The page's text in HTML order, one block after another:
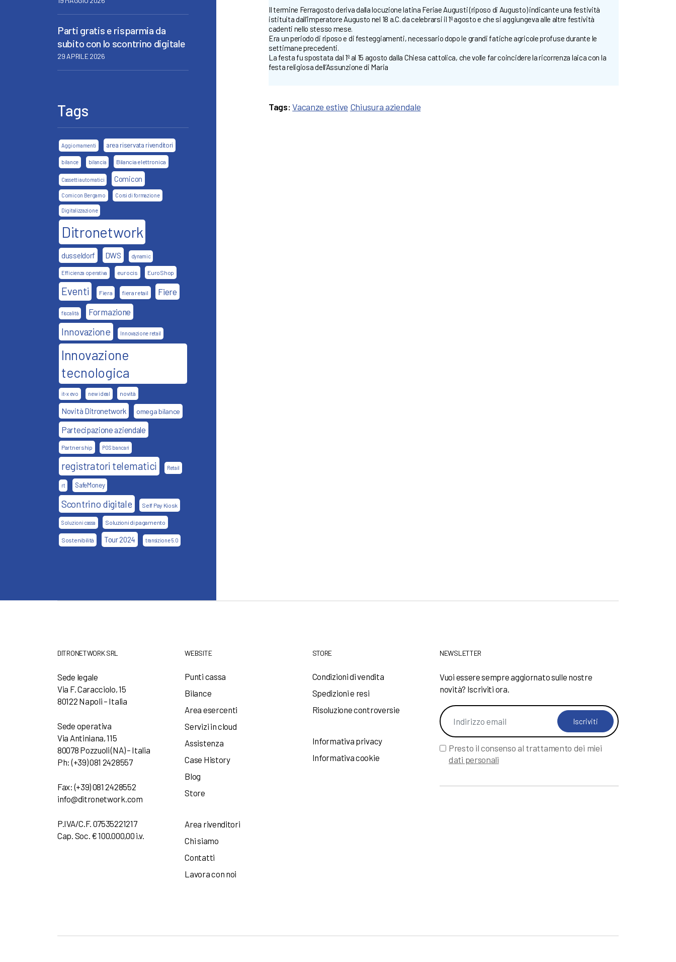
Il termine Ferragosto deriva dalla locuzione latina Feriae Augusti (riposo di Augusto) indicante una festività
istituita dall’imperatore Augusto nel 18 a.C. da celebrarsi il 1º agosto e che si aggiungeva alle altre festività
cadenti nello stesso mese.
Era un periodo di riposo e di festeggiamenti, necessario dopo le grandi fatiche agricole profuse durante le
settimane precedenti.
La festa fu spostata dal 1º al 15 agosto dalla Chiesa cattolica, che volle far coincidere la ricorrenza laica con la
festa religiosa dell’Assunzione di Maria
Tags:Vacanze estive Chiusura aziendale
Parti gratis e risparmia da
subito con lo scontrino digitale
29 APRILE 2026
Tags
Aggiornamenti area riservata rivenditori
bilance bilancia Bilancia elettronica
Cassetti automatici Comicon
Comicon Bergamo Corsi di formazione
Digitalizzazione
Ditronetwork
dusseldorf DWS dynamic
Efficienza operativa eurocis EuroShop
Eventi Fiera fiera retail Fiere
fiscalità Formazione
Innovazione Innovazione retail
Innovazione
tecnologica
it-x evo new ideal novità
Novità Ditronetwork omega bilance
Partecipazione aziendale
Partnership POS bancari
registratori telematici Retail
rt SafeMoney
Scontrino digitale Self Pay Kiosk
Soluzioni cassa Soluzioni di pagamento
Sostenibilità Tour 2024 transizione 5.0
DITRONETWORK SRL
Sede legale
Via F. Caracciolo, 15
80122 Napoli – Italia
Sede operativa
Via Antiniana, 115
80078 Pozzuoli (NA) – Italia
Ph: (+39) 081 2428557
Fax: (+39) 081 2428552
info@ditronetwork.com
P.IVA/C.F. 07535221217
Cap. Soc. € 100.000,00 i.v.
WEBSITE
Punti cassa
Bilance
Area esercenti
Servizi in cloud
Assistenza
Case History
Blog
Store
Area rivenditori
Chi siamo
Contatti
Lavora con noi
STORE
Condizioni di vendita
Spedizioni e resi
Risoluzione controversie
Informativa privacy
Informativa cookie
NEWSLETTER
Vuoi essere sempre aggiornato sulle nostre
novità? Iscriviti ora.
Iscriviti
Presto il consenso al trattamento dei miei
dati personali